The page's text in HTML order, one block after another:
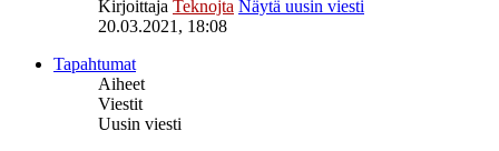
Kirjoittaja Teknojta Näytä uusin viesti
20.03.2021, 18:08
Tapahtumat
Aiheet
Viestit
Uusin viesti